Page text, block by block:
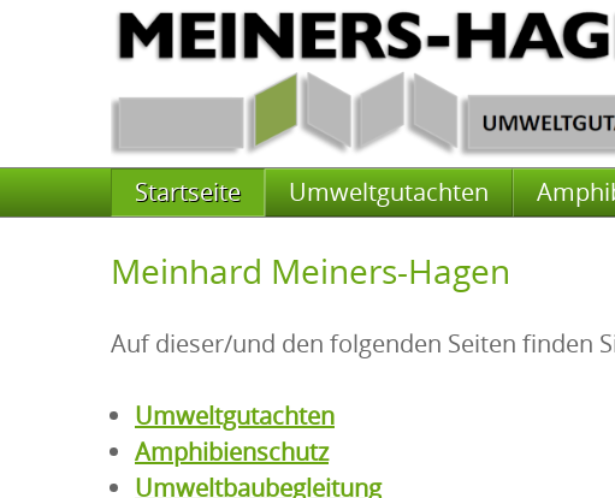
Navigation überspringen
Startseite Umweltgutachten
Meinhard Meiners-Hagen
Auf dieser/und den folgenden Seiten finden
Umweltgutachten
Amphibienschutz
Umweltbaubegleitung